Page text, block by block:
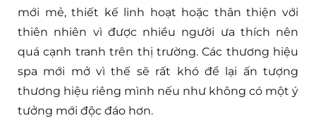
mới mẻ, thiết kế linh hoạt hoặc thân thiện với
thiên nhiên vì được nhiều người ưa thích nên
quá cạnh tranh trên thị trường. Các thương hiệu
spa mới mở vì thế sẽ rất khó để lại ấn tượng
thương hiệu riêng mình nếu như không có một ý
tưởng mới độc đáo hơn.